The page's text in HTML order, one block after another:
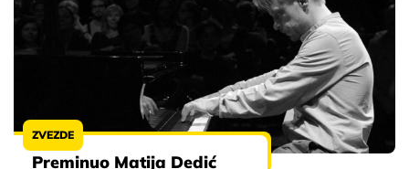
ZVEZDE
Preminuo Matija Dedić